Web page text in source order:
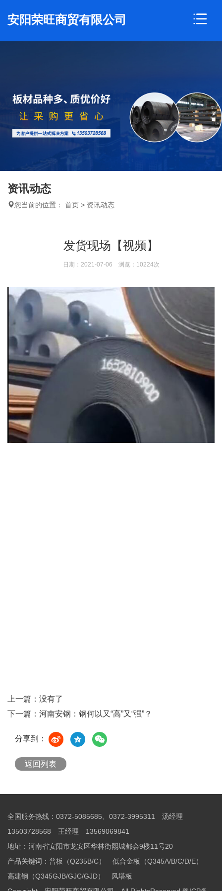
安阳荣旺商贸有限公司
资讯动态
您当前的位置： 首页 > 资讯动态
发货现场【视频】
日期：2021-07-06 浏览：10224次
上一篇： 没有了
下一篇： 河南安钢：钢何以又“高”又“强”？
分享到：
返回列表
全国服务热线：0372-5085685、0372-3995311 汤经理
13503728568 王经理 13569069841
地址：河南省安阳市龙安区华林街熙城都会9楼11号20
产品关键词： 普板（Q235B/C）
低合金板（Q345A/B/C/D/E）
高建钢（Q345GJB/GJC/GJD）
风塔板